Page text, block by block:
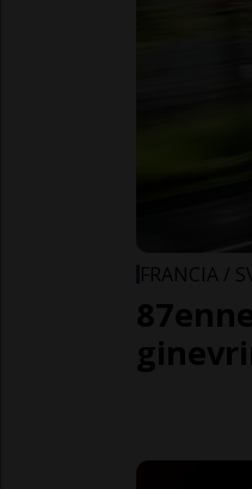
FRANCIA /